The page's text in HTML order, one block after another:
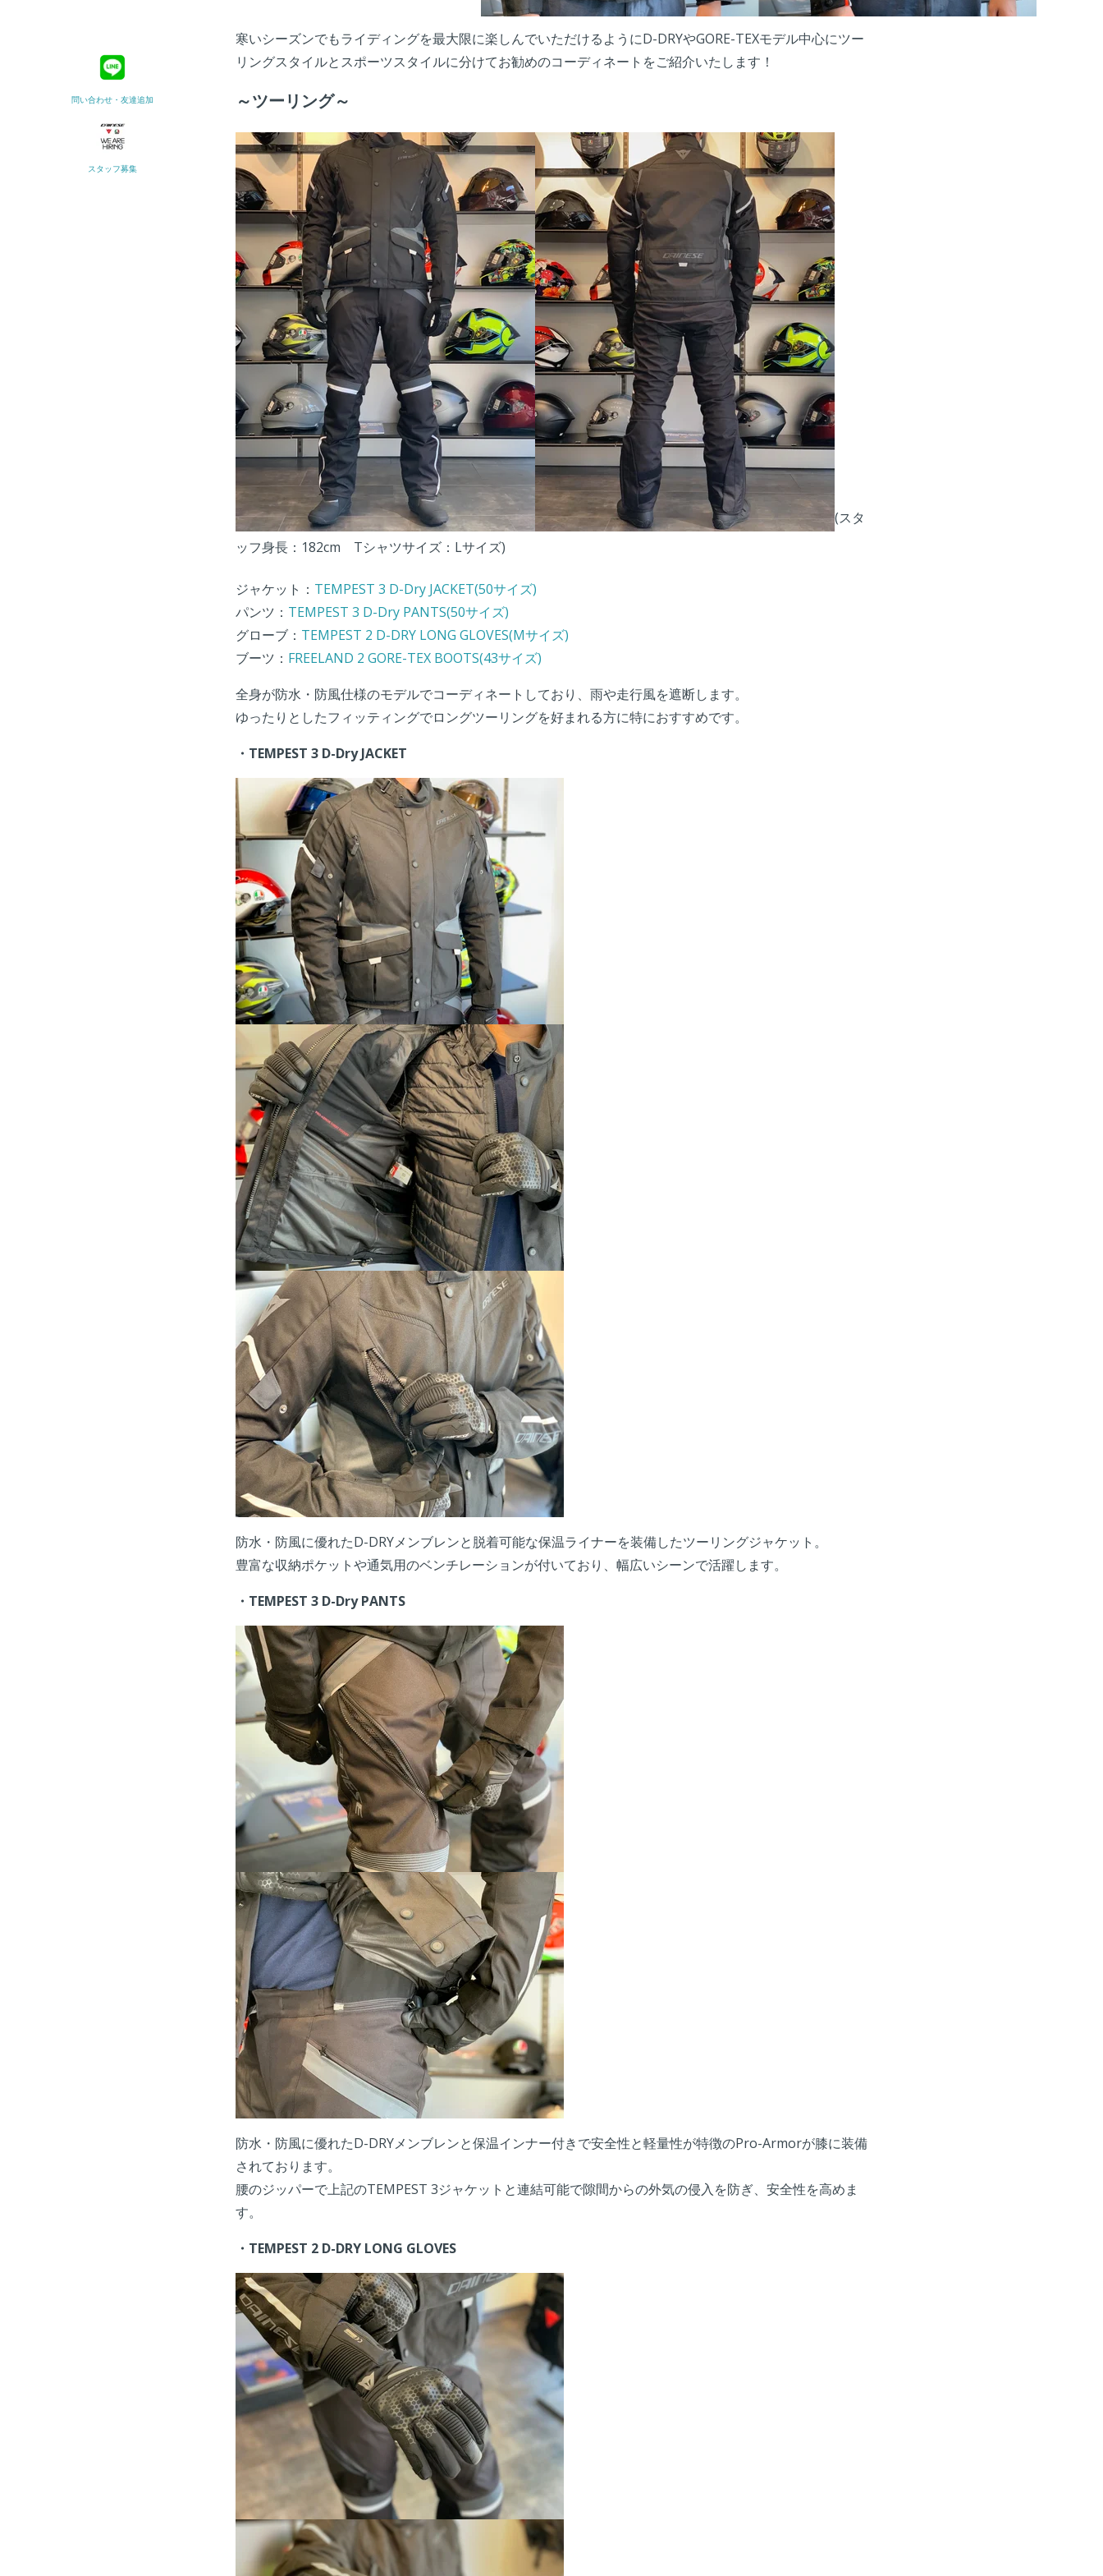
問い合わせ・友達追加
スタッフ募集
寒いシーズンでもライディングを最大限に楽しんでいただけるようにD-DRYやGORE-TEXモデル中心にツー
リングスタイルとスポーツスタイルに分けてお勧めのコーディネートをご紹介いたします！
～ツーリング～
(スタ
ッフ身長：182cm Tシャツサイズ：Lサイズ)
ジャケット： TEMPEST 3 D-Dry JACKET(50サイズ)
パンツ： TEMPEST 3 D-Dry PANTS(50サイズ)
グローブ： TEMPEST 2 D-DRY LONG GLOVES(Mサイズ)
ブーツ： FREELAND 2 GORE-TEX BOOTS(43サイズ)
全身が防水・防風仕様のモデルでコーディネートしており、雨や走行風を遮断します。
ゆったりとしたフィッティングでロングツーリングを好まれる方に特におすすめです。
・TEMPEST 3 D-Dry JACKET
防水・防風に優れたD-DRYメンブレンと脱着可能な保温ライナーを装備したツーリングジャケット。
豊富な収納ポケットや通気用のベンチレーションが付いており、幅広いシーンで活躍します。
・TEMPEST 3 D-Dry PANTS
防水・防風に優れたD-DRYメンブレンと保温インナー付きで安全性と軽量性が特徴のPro-Armorが膝に装備
されております。
腰のジッパーで上記のTEMPEST 3ジャケットと連結可能で隙間からの外気の侵入を防ぎ、安全性を高めま
す。
・TEMPEST 2 D-DRY LONG GLOVES